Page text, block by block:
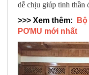
dễ chịu giúp tinh thần
>>> Xem thêm:
PƠMU mới nhất